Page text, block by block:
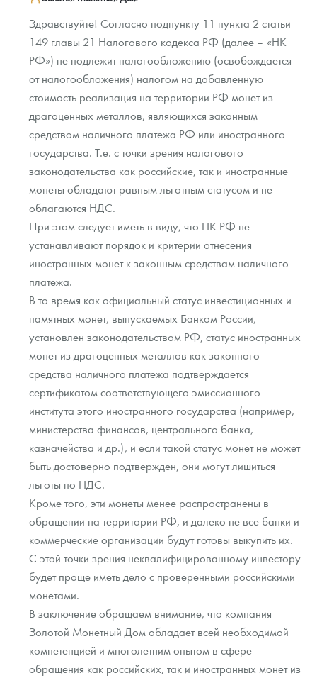
Здравствуйте! Согласно подпункту 11 пункта 2 статьи
149 главы 21 Налогового кодекса РФ (далее – «НК
РФ») не подлежит налогообложению (освобождается
от налогообложения) налогом на добавленную
стоимость реализация на территории РФ монет из
драгоценных металлов, являющихся законным
средством наличного платежа РФ или иностранного
государства. Т.е. с точки зрения налогового
законодательства как российские, так и иностранные
монеты обладают равным льготным статусом и не
облагаются НДС.
При этом следует иметь в виду, что НК РФ не
устанавливают порядок и критерии отнесения
иностранных монет к законным средствам наличного
платежа.
В то время как официальный статус инвестиционных и
памятных монет, выпускаемых Банком России,
установлен законодательством РФ, статус иностранных
монет из драгоценных металлов как законного
средства наличного платежа подтверждается
сертификатом соответствующего эмиссионного
института этого иностранного государства (например,
министерства финансов, центрального банка,
казначейства и др.), и если такой статус монет не может
быть достоверно подтвержден, они могут лишиться
льготы по НДС.
Кроме того, эти монеты менее распространены в
обращении на территории РФ, и далеко не все банки и
коммерческие организации будут готовы выкупить их.
С этой точки зрения неквалифицированному инвестору
будет проще иметь дело с проверенными российскими
монетами.
В заключение обращаем внимание, что компания
Золотой Монетный Дом обладает всей необходимой
компетенцией и многолетним опытом в сфере
обращения как российских, так и иностранных монет из